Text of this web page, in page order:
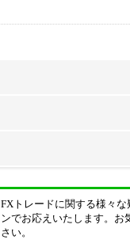
FXトレードに関する様々な
ンでお応えいたします。 お
さい。